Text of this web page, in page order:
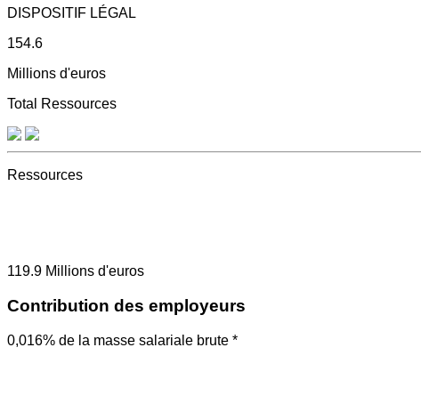
DISPOSITIF LÉGAL
154.6
Millions d'euros
Total Ressources
Ressources
119.9 Millions d'euros
Contribution des employeurs
0,016% de la masse salariale brute *